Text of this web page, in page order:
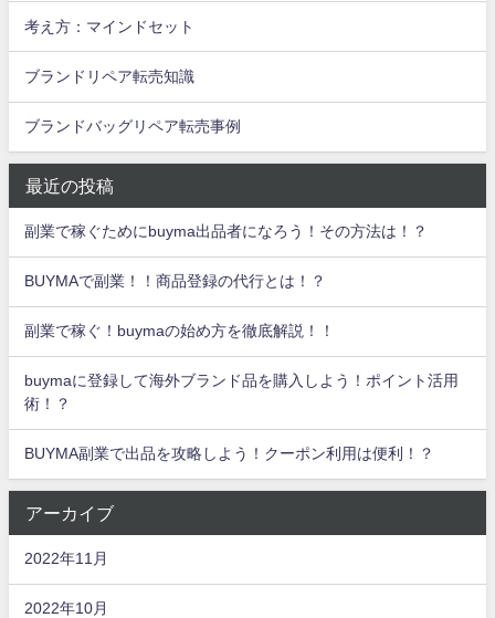
考え方：マインドセット
ブランドリペア転売知識
ブランドバッグリペア転売事例
最近の投稿
副業で稼ぐためにbuyma出品者になろう！その方法は！？
BUYMAで副業！！商品登録の代行とは！？
副業で稼ぐ！buymaの始め方を徹底解説！！
buymaに登録して海外ブランド品を購入しよう！ポイント活用
術！？
BUYMA副業で出品を攻略しよう！クーポン利用は便利！？
アーカイブ
2022年11月
2022年10月